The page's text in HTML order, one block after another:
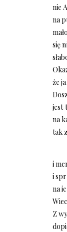
nie
na
się
że
jest
na
tak
i
i
na
Z